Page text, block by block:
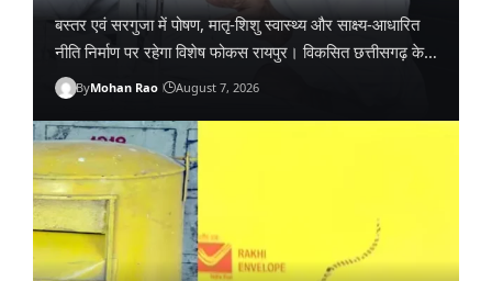
बस्तर एवं सरगुजा में पोषण, मातृ-शिशु स्वास्थ्य और साक्ष्य-आधारित
नीति निर्माण पर रहेगा विशेष फोकस रायपुर। विकसित छत्तीसगढ़ के
निर्माण की दिशा में पोषण एवं बाल कल्याण को और अधिक…
ByMohan Rao August 7, 2026